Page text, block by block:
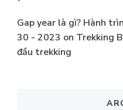
Gap year là gì? Hành
30 - 2023 on Trekking
đầu trekking